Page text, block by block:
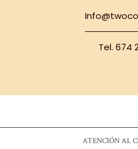
Tel. 674
ATENCIÓN AL